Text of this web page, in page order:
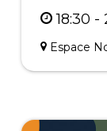
18:30 -
Espace